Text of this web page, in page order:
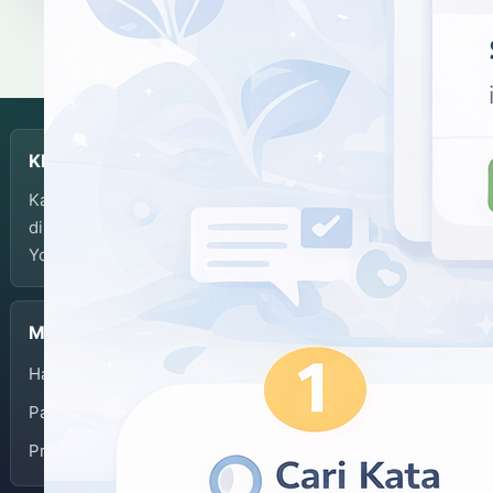
KBJI
Kamus Bahasa Jawa-Indonesia dikembangkan dan
dikelola oleh Balai Bahasa Provinsi Daerah Istimewa
Yogyakarta.
Menu
Halaman Depan
Panduan Penggunaan
Privacy Policy